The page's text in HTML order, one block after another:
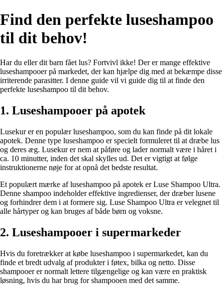
Find den perfekte luseshampoo
til dit behov!
Har du eller dit barn fået lus? Fortvivl ikke! Der er mange effektive
luseshampooer på markedet, der kan hjælpe dig med at bekæmpe disse
irriterende parasitter. I denne guide vil vi guide dig til at finde den
perfekte luseshampoo til dit behov.
1. Luseshampooer på apotek
Lusekur er en populær luseshampoo, som du kan finde på dit lokale
apotek. Denne type luseshampoo er specielt formuleret til at dræbe lus
og deres æg. Lusekur er nem at påføre og lader normalt være i håret i
ca. 10 minutter, inden det skal skylles ud. Det er vigtigt at følge
instruktionerne nøje for at opnå det bedste resultat.
Et populært mærke af luseshampoo på apotek er Luse Shampoo Ultra.
Denne shampoo indeholder effektive ingredienser, der dræber lusene
og forhindrer dem i at formere sig. Luse Shampoo Ultra er velegnet til
alle hårtyper og kan bruges af både børn og voksne.
2. Luseshampooer i supermarkeder
Hvis du foretrækker at købe luseshampoo i supermarkedet, kan du
finde et bredt udvalg af produkter i føtex, bilka og netto. Disse
shampooer er normalt lettere tilgængelige og kan være en praktisk
løsning, hvis du har brug for shampooen med det samme.